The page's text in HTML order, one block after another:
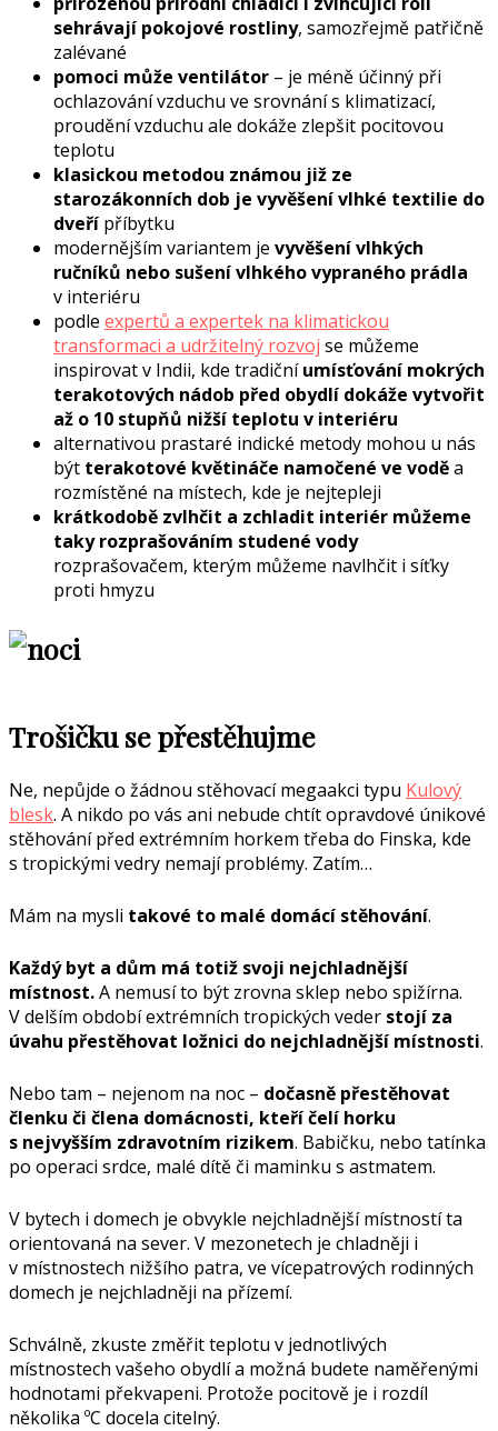
sehrávají pokojové rostliny, samozřejmě patřičně
zalévané
pomoci může ventilátor – je méně účinný při
ochlazování vzduchu ve srovnání s klimatizací,
proudění vzduchu ale dokáže zlepšit pocitovou
teplotu
klasickou metodou známou již ze
starozákonních dob je vyvěšení vlhké textilie do
dveří příbytku
modernějším variantem je vyvěšení vlhkých
ručníků nebo sušení vlhkého vypraného prádla
v interiéru
podle expertů a expertek na klimatickou
transformaci a udržitelný rozvoj se můžeme
inspirovat v Indii, kde tradičníumísťování mokrých
terakotových nádob před obydlí dokáže vytvořit
až o 10 stupňů nižší teplotu v interiéru
alternativou prastaré indické metody mohou u nás
být terakotové květináče namočené ve voděa
rozmístěné na místech, kde je nejtepleji
krátkodobě zvlhčit a zchladit interiér můžeme
taky rozprašováním studené vody
rozprašovačem, kterým můžeme navlhčit i síťky
proti hmyzu
Trošičku se přestěhujme
Ne, nepůjde o žádnou stěhovací megaakci typu Kulový
blesk. A nikdo po vás ani nebude chtít opravdové únikové
stěhování před extrémním horkem třeba do Finska, kde
s tropickými vedry nemají problémy. Zatím…
Mám na mysli takové to malé domácí stěhování.
Každý byt a dům má totiž svoji nejchladnější
místnost.A nemusí to být zrovna sklep nebo spižírna.
V delším období extrémních tropických veder stojí za
úvahu přestěhovat ložnici do nejchladnější místnosti.
Nebo tam – nejenom na noc – dočasně přestěhovat
členku či člena domácnosti, kteří čelí horku
s nejvyšším zdravotním rizikem. Babičku, nebo tatínka
po operaci srdce, malé dítě či maminku s astmatem.
V bytech i domech je obvykle nejchladnější místností ta
orientovaná na sever. V mezonetech je chladněji i
v místnostech nižšího patra, ve vícepatrových rodinných
domech je nejchladněji na přízemí.
Schválně, zkuste změřit teplotu v jednotlivých
místnostech vašeho obydlí a možná budete naměřenými
hodnotami překvapeni. Protože pocitově je i rozdíl
několika ºC docela citelný.